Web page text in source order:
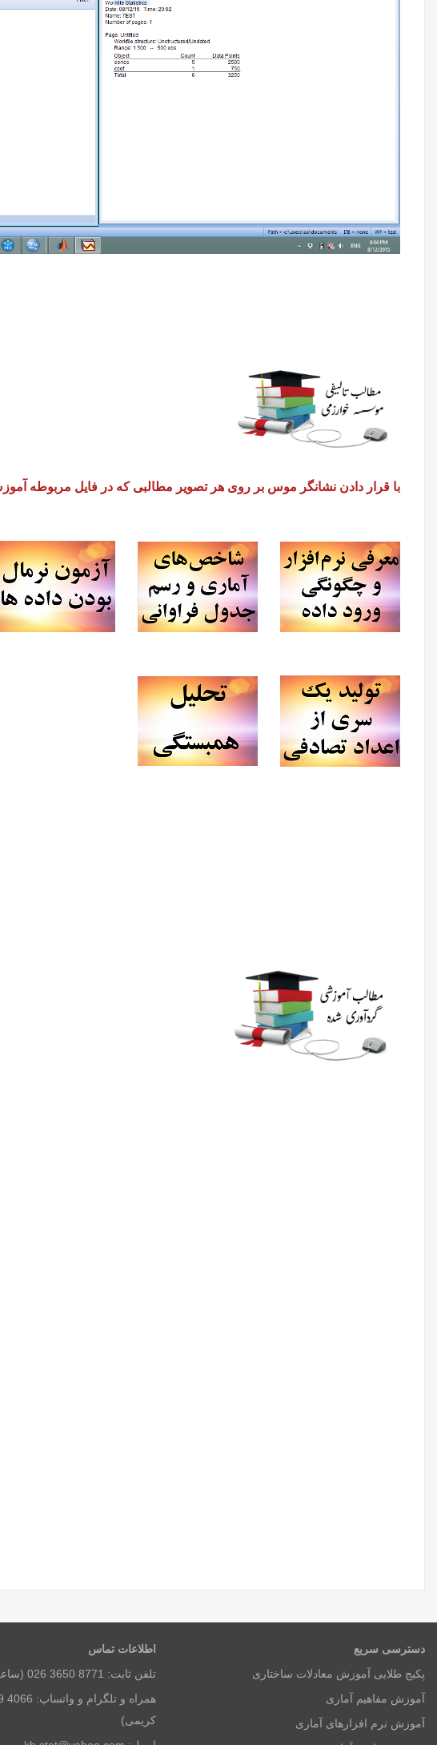
با قرار دادن نشانگر موس بر روی هر تصویر مطالبی که در فایل مربوطه
دسترسی سریع
پکیج طلایی آموزش معادلات ساختاری
آموزش مفاهیم آماری
آموزش نرم افزارهای آماری
اطلاعات تماس
تلفن ثابت: 8771 3650 026 (ساعات اداری)
کریمی)